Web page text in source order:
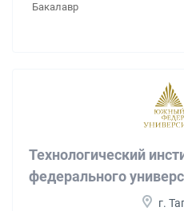
Бакалавр
Технологический
федерального
г.